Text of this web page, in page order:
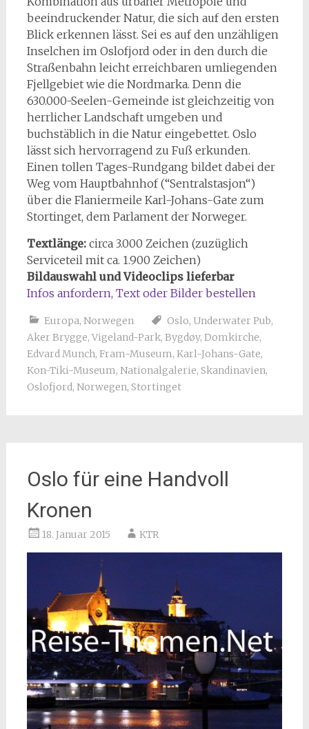
beeindruckender Natur, die sich auf den ersten
Blick erkennen lässt. Sei es auf den unzähligen
Inselchen im Oslofjord oder in den durch die
Straßenbahn leicht erreichbaren umliegenden
Fjellgebiet wie die Nordmarka. Denn die
630.000-Seelen-Gemeinde ist gleichzeitig von
herrlicher Landschaft umgeben und
buchstäblich in die Natur eingebettet. Oslo
lässt sich hervorragend zu Fuß erkunden.
Einen tollen Tages-Rundgang bildet dabei der
Weg vom Hauptbahnhof (“Sentralstasjon“)
über die Flaniermeile Karl-Johans-Gate zum
Stortinget, dem Parlament der Norweger.
Textlänge:circa 3.000 Zeichen (zuzüglich
Serviceteil mit ca. 1.900 Zeichen)
Bildauswahl und Videoclips lieferbar
Infos anfordern, Text oder Bilder bestellen
Europa, Norwegen Oslo, Underwater Pub,
Aker Brygge, Vigeland-Park, Bygdøy, Domkirche,
Edvard Munch, Fram-Museum, Karl-Johans-Gate,
Kon-Tiki-Museum, Nationalgalerie, Skandinavien,
Oslofjord, Norwegen, Stortinget
Oslo für eine Handvoll
Kronen
18. Januar 2015 KTR